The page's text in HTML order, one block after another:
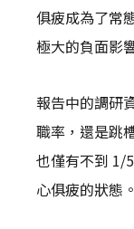
俱疲成為了常
極大的負面影
報告中的調研
職率，還是跳
也僅有不到 1/
心俱疲的狀態。